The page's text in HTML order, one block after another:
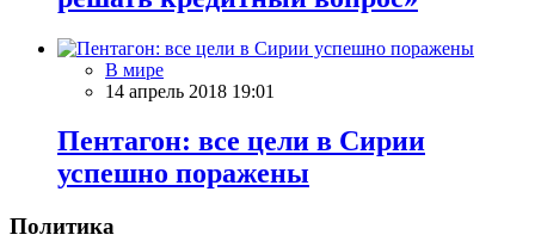
В мире
14 апрель 2018 19:01
Пентагон: все цели в Сирии
успешно поражены
Политика